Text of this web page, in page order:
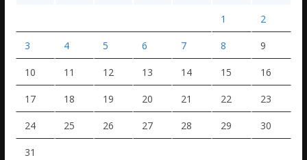
1 2
3 4 5 6 7 8 9
10 11 12 13 14 15 16
17 18 19 20 21 22 23
24 25 26 27 28 29 30
31